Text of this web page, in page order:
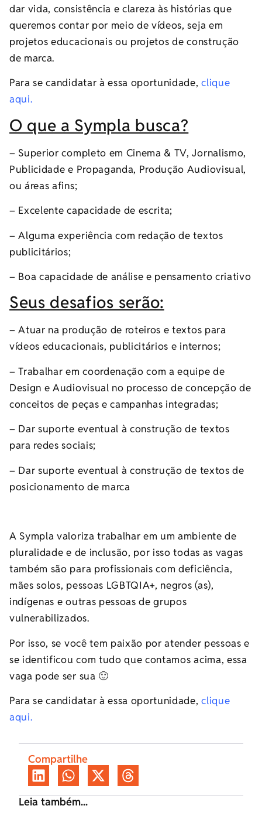
dar vida, consistência e clareza às histórias que
queremos contar por meio de vídeos, seja em
projetos educacionais ou projetos de construção
de marca.
Para se candidatar à essa oportunidade,clique
aqui.
O que a Sympla busca?
– Superior completo em Cinema & TV, Jornalismo,
Publicidade e Propaganda, Produção Audiovisual,
ou áreas afins;
– Excelente capacidade de escrita;
– Alguma experiência com redação de textos
publicitários;
– Boa capacidade de análise e pensamento criativo
Seus desafios serão:
– Atuar na produção de roteiros e textos para
vídeos educacionais, publicitários e internos;
– Trabalhar em coordenação com a equipe de
Design e Audiovisual no processo de concepção de
conceitos de peças e campanhas integradas;
– Dar suporte eventual à construção de textos
para redes sociais;
– Dar suporte eventual à construção de textos de
posicionamento de marca
A Sympla valoriza trabalhar em um ambiente de
pluralidade e de inclusão, por isso todas as vagas
também são para profissionais com deficiência,
mães solos, pessoas LGBTQIA+, negros (as),
indígenas e outras pessoas de grupos
vulnerabilizados.
Por isso, se você tem paixão por atender pessoas e
se identificou com tudo que contamos acima, essa
vaga pode ser sua 🙂
Para se candidatar à essa oportunidade,clique
aqui.
Compartilhe
Leia também...